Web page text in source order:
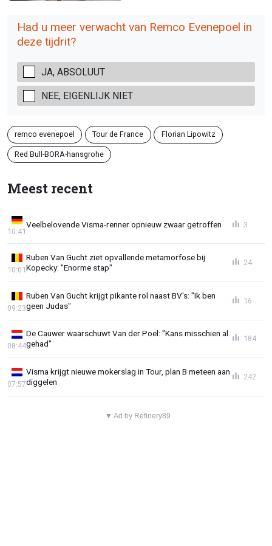
Had u meer verwacht van Remco Evenepoel in
deze tijdrit?
JA, ABSOLUUT
NEE, EIGENLIJK NIET
remco evenepoel Tour de France Florian Lipowitz
Red Bull-BORA-hansgrohe
Meest recent
Veelbelovende Visma-renner opnieuw zwaar getroffen
10:41
3
Ruben Van Gucht ziet opvallende metamorfose bij
Kopecky: "Enorme stap"
10:01
24
Ruben Van Gucht krijgt pikante rol naast BV's: "Ik ben
geen Judas"
09:23
16
De Cauwer waarschuwt Van der Poel: "Kans misschien al
gehad"
08:44
184
Visma krijgt nieuwe mokerslag in Tour, plan B meteen aan
diggelen
07:57
242
▼ Ad by Refinery89